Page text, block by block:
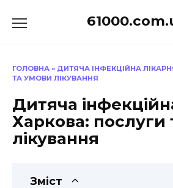
до
ГОЛОВНА » ДИТЯЧА ІНФЕКЦІЙНА
ТА УМОВИ ЛІКУВАННЯ
Дитяча
Харкова: послуги
лікування
Зміст